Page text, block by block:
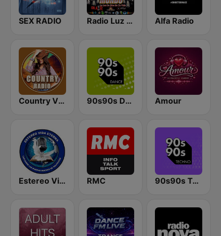
SEX RADIO Radio Luz Del Mundo Alfa Radio
Country Vibes 90s90s Dance Amour
Estereo Vida Eterna RMC 90s90s Techno